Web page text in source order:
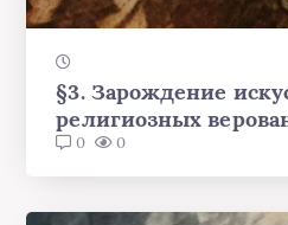
§3. Зарождение
религиозных
0 0